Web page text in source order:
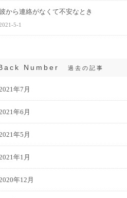
から連絡がなくて不安なとき
5-1
Number 過去の記事
年7月
年6月
年5月
年1月
年12月